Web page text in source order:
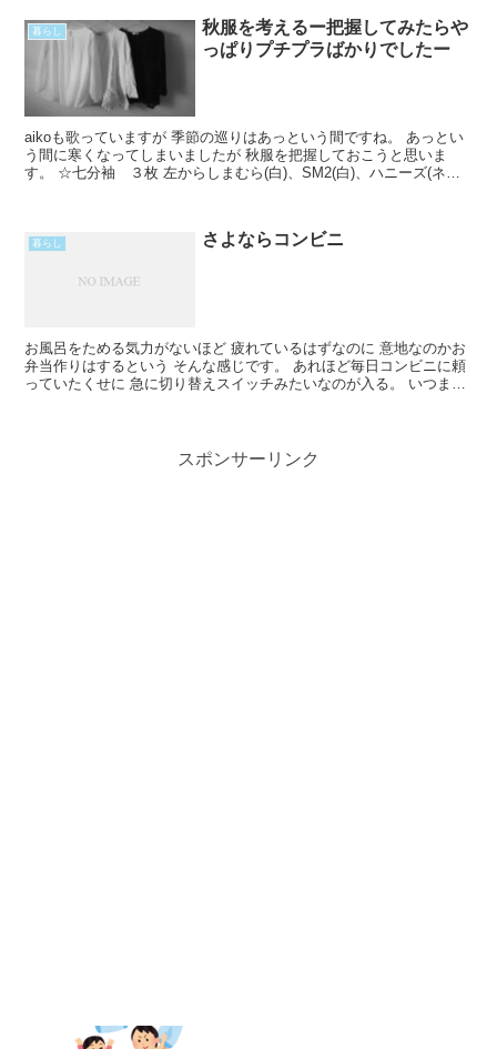
暮らし
秋服を考えるー把握してみたらや
っぱりプチプラばかりでしたー
aikoも歌っていますが 季節の巡りはあっという間ですね。 あっとい
う間に寒くなってしまいましたが 秋服を把握しておこうと思いま
す。 ☆七分袖 ３枚 左からしまむら(白)、SM2(白)、ハニーズ(ネイ
暮らし さよならコンビニ
お風呂をためる気力がないほど 疲れているはずなのに 意地なのかお
弁当作りはするという そんな感じです。 あれほど毎日コンビニに頼
っていたくせに 急に切り替えスイッチみたいなのが入る。 いつまで
スポンサーリンク